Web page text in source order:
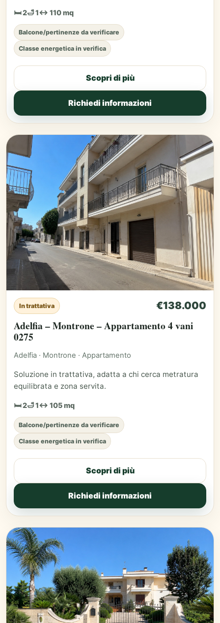
🛏 2🛁 1↔ 110 mq
Balcone/pertinenze da verificare
Classe energetica in verifica
Scopri di più
Richiedi informazioni
In trattativa €138.000
Adelfia – Montrone – Appartamento 4 vani
0275
Adelfia · Montrone · Appartamento
Soluzione in trattativa, adatta a chi cerca metratura
equilibrata e zona servita.
🛏 2🛁 1↔ 105 mq
Balcone/pertinenze da verificare
Classe energetica in verifica
Scopri di più
Richiedi informazioni